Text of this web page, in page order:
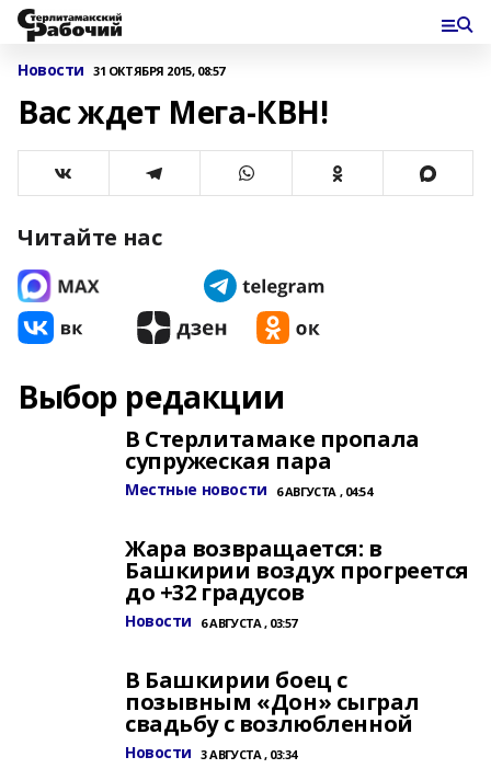
Новости 31 ОКТЯБРЯ 2015, 08:57
Вас ждет Мега-КВН!
Читайте нас
Выбор редакции
В Стерлитамаке пропала
супружеская пара
Местные новости 6 АВГУСТА , 04:54
Жара возвращается: в
Башкирии воздух прогреется
до +32 градусов
Новости 6 АВГУСТА , 03:57
В Башкирии боец с
позывным «Дон» сыграл
свадьбу с возлюбленной
Новости 3 АВГУСТА , 03:34